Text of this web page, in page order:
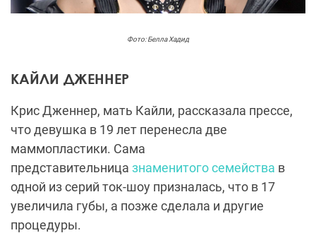
Фото: Белла Хадид
КАЙЛИ ДЖЕННЕР
Крис Дженнер, мать Кайли, рассказала прессе,
что девушка в 19 лет перенесла две
маммопластики. Сама
представительница знаменитого семейства в
одной из серий ток-шоу призналась, что в 17
увеличила губы, а позже сделала и другие
процедуры.